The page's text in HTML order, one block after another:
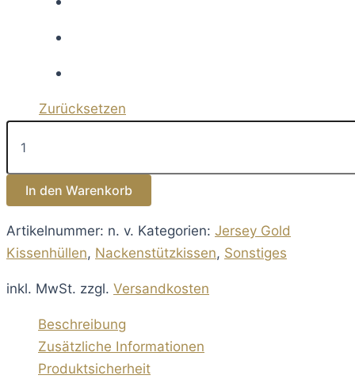
Zurücksetzen
Jersey
Kissenhülle
Nackenstützkissen
Reißverschluss
Menge
In den Warenkorb
Artikelnummer: n. v. Kategorien: Jersey Gold
Kissenhüllen, Nackenstützkissen, Sonstiges
inkl. MwSt. zzgl. Versandkosten
Beschreibung
Zusätzliche Informationen
Produktsicherheit